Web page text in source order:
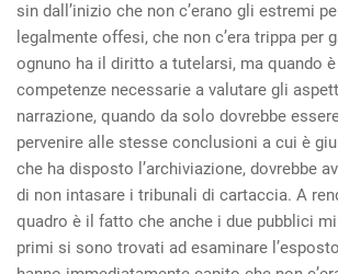
sin dall’inizio che non c’erano gli estremi
legalmente offesi, che non c’era trippa per
ognuno ha il diritto a tutelarsi, ma quando
competenze necessarie a valutare gli
narrazione, quando da solo dovrebbe
pervenire alle stesse conclusioni a cui è
che ha disposto l’archiviazione, dovrebbe
di non intasare i tribunali di cartaccia. A
quadro è il fatto che anche i due pubblici
primi si sono trovati ad esaminare